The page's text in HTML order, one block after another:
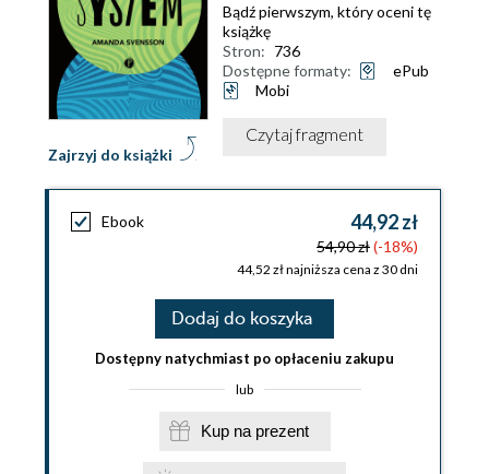
Zajrzyj do książki
Bądź pierwszym, który oceni tę
książkę
Stron: 736
Dostępne formaty:
ePub
Mobi
Czytaj fragment
Ebook 44,92 zł
54,90 zł(-18%)
44,52 zł najniższa cena z 30 dni
Dodaj do koszyka
Dostępny natychmiast po opłaceniu zakupu
lub
Kup na prezent